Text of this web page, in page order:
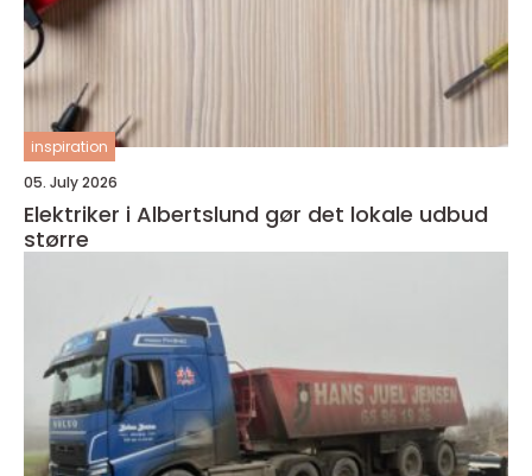
inspiration
05. July 2026
Elektriker i Albertslund gør det lokale udbud
større